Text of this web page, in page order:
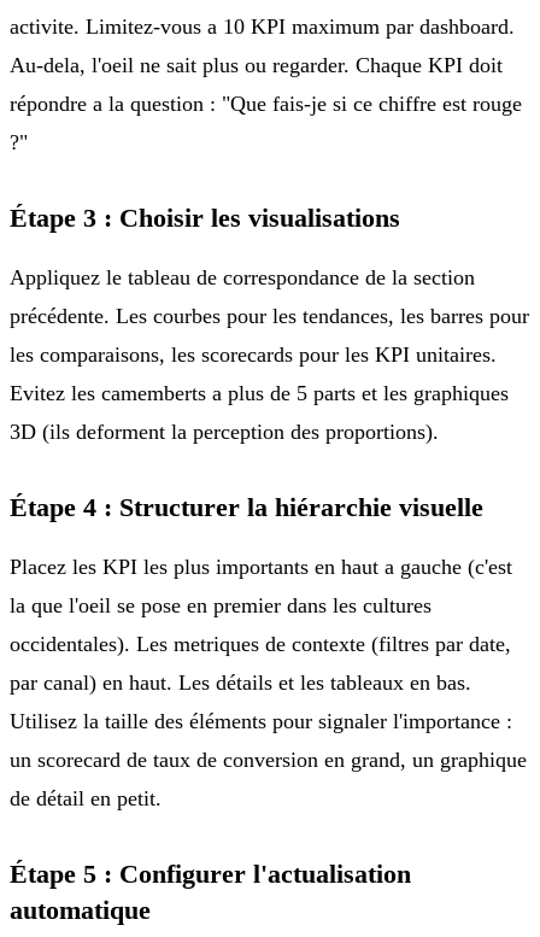
activite. Limitez-vous a 10 KPI maximum par dashboard.
Au-dela, l'oeil ne sait plus ou regarder. Chaque KPI doit
répondre a la question : "Que fais-je si ce chiffre est rouge
?"
Étape 3 : Choisir les visualisations
Appliquez le tableau de correspondance de la section
précédente. Les courbes pour les tendances, les barres pour
les comparaisons, les scorecards pour les KPI unitaires.
Evitez les camemberts a plus de 5 parts et les graphiques
3D (ils deforment la perception des proportions).
Étape 4 : Structurer la hiérarchie visuelle
Placez les KPI les plus importants en haut a gauche (c'est
la que l'oeil se pose en premier dans les cultures
occidentales). Les metriques de contexte (filtres par date,
par canal) en haut. Les détails et les tableaux en bas.
Utilisez la taille des éléments pour signaler l'importance :
un scorecard de taux de conversion en grand, un graphique
de détail en petit.
Étape 5 : Configurer l'actualisation
automatique